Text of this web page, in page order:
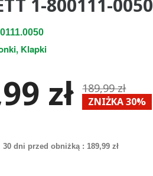
Klapki
zł 189,99 zł
ZNIŻKA 30%
30 dni przed obniżką : 189,99 zł